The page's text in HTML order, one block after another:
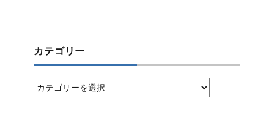
カテゴリー
カ
テ
ゴ